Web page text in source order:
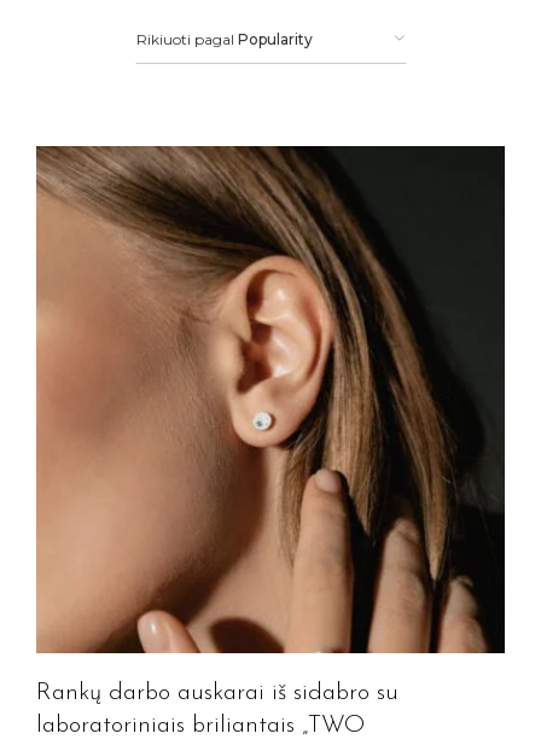
Rikiuoti pagal Popularity
Rankų darbo auskarai iš sidabro su
laboratoriniais briliantais „TWO